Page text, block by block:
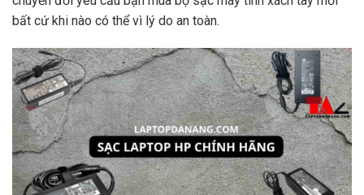
bất cứ khi nào có thể vì lý do an toàn.